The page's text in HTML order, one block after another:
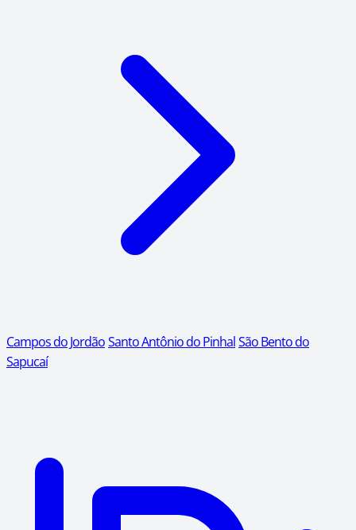
Campos do JordãoSanto Antônio do PinhalSão Bento do
Sapucaí